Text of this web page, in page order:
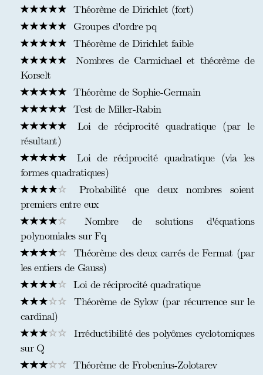
Théorème de Dirichlet (fort)
Groupes d'ordre pq
Théorème de Dirichlet faible
Nombres de Carmichael et théorème de
Korselt
Théorème de Sophie-Germain
Test de Miller-Rabin
Loi de réciprocité quadratique (par le
résultant)
Loi de réciprocité quadratique (via les
formes quadratiques)
Probabilité que deux nombres soient
premiers entre eux
Nombre de solutions d'équations
polynomiales sur Fq
Théorème des deux carrés de Fermat (par
les entiers de Gauss)
Loi de réciprocité quadratique
Théorème de Sylow (par récurrence sur le
cardinal)
Irréductibilité des polyômes cyclotomiques
sur Q
Théorème de Frobenius-Zolotarev